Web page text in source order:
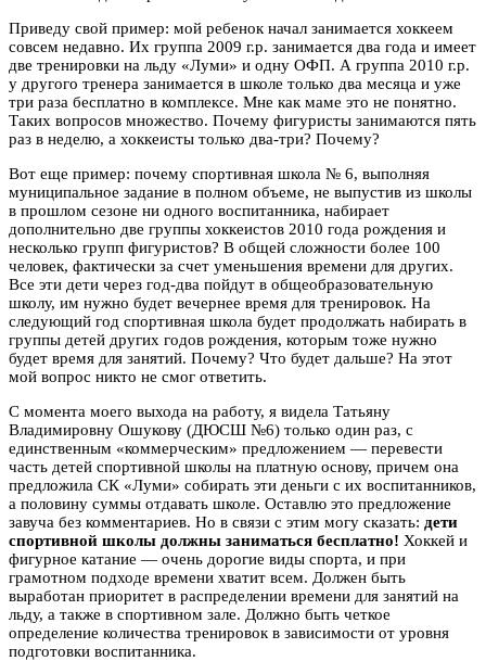
Приведу свой пример: мой ребенок начал занимается хоккеем
совсем недавно. Их группа 2009 г.р. занимается два года и имеет
две тренировки на льду «Луми» и одну ОФП. А группа 2010 г.р.
у другого тренера занимается в школе только два месяца и уже
три раза бесплатно в комплексе. Мне как маме это не понятно.
Таких вопросов множество. Почему фигуристы занимаются пять
раз в неделю, а хоккеисты только два-три? Почему?
Вот еще пример: почему спортивная школа № 6, выполняя
муниципальное задание в полном объеме, не выпустив из школы
в прошлом сезоне ни одного воспитанника, набирает
дополнительно две группы хоккеистов 2010 года рождения и
несколько групп фигуристов? В общей сложности более 100
человек, фактически за счет уменьшения времени для других.
Все эти дети через год-два пойдут в общеобразовательную
школу, им нужно будет вечернее время для тренировок. На
следующий год спортивная школа будет продолжать набирать в
группы детей других годов рождения, которым тоже нужно
будет время для занятий. Почему? Что будет дальше? На этот
мой вопрос никто не смог ответить.
С момента моего выхода на работу, я видела Татьяну
Владимировну Ошукову (ДЮСШ №6) только один раз, с
единственным «коммерческим» предложением — перевести
часть детей спортивной школы на платную основу, причем она
предложила СК «Луми» собирать эти деньги с их воспитанников,
а половину суммы отдавать школе. Оставлю это предложение
завуча без комментариев. Но в связи с этим могу сказать: дети
спортивной школы должны заниматься бесплатно! Хоккей и
фигурное катание — очень дорогие виды спорта, и при
грамотном подходе времени хватит всем. Должен быть
выработан приоритет в распределении времени для занятий на
льду, а также в спортивном зале. Должно быть четкое
определение количества тренировок в зависимости от уровня
подготовки воспитанника.